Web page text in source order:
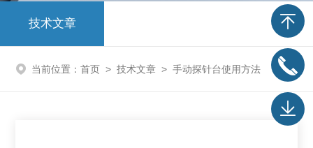
技术文章
当前位置： 首页 > 技术文章 > 手动探针台使用方法